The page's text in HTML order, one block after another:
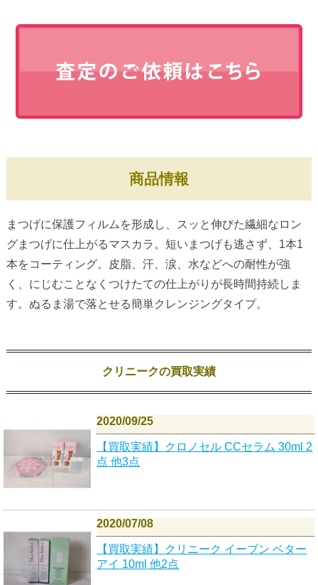
商品情報
まつげに保護フィルムを形成し、スッと伸びた繊細なロン
グまつげに仕上がるマスカラ。短いまつげも逃さず、1本1
本をコーティング。皮脂、汗、涙、水などへの耐性が強
く、にじむことなくつけたての仕上がりが長時間持続しま
す。ぬるま湯で落とせる簡単クレンジングタイプ。
クリニークの買取実績
2020/09/25
【買取実績】クロノセル CCセラム 30ml 2
点 他3点
2020/07/08
【買取実績】クリニーク イーブン ベター
アイ 10ml 他2点